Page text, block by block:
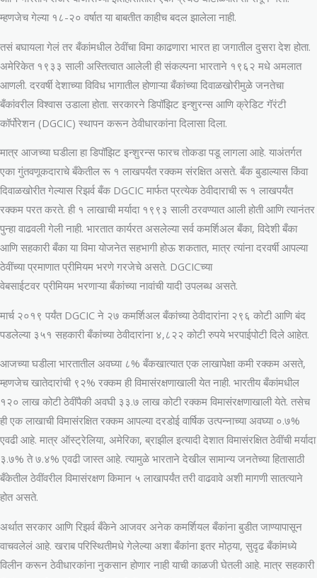
म्हणजेच गेल्या १८-२० वर्षात या बाबतीत काहीच बदल झालेला नाही.
तसं बघायला गेलं तर बँकांमधील ठेवींचा विमा काढणारा भारत हा जगातील दुसरा देश होता.
अमेरिकेत १९३३ साली अस्तित्वात आलेली ही संकल्पना भारताने १९६२ मधे अमलात
आणली. दरवर्षी देशाच्या विविध भागातील होणाऱ्या बँकांच्या दिवाळखोरीमुळे जनतेचा
बँकांवरील विश्वास उडाला होता. सरकारने डिपॉझिट इन्शुरन्स आणि क्रेडिट गॅरंटी
कॉर्पोरेशन (DGCIC) स्थापन करून ठेवीधारकांना दिलासा दिला.
मात्र आजच्या घडीला हा डिपॉझिट इन्शुरन्स फारच तोकडा पडू लागला आहे. याअंतर्गत
एका गुंतवणूकदाराचे बँकेतील रू १ लाखपर्यंत रक्कम संरक्षित असते. बँक बुडाल्यास किंवा
दिवाळखोरीत गेल्यास रिझर्व बँक DGCIC मार्फत प्रत्येक ठेवीदाराची रू १ लाखपर्यंत
रक्कम परत करते. ही १ लाखाची मर्यादा १९९३ साली ठरवण्यात आली होती आणि त्यानंतर
पुन्हा वाढवली गेली नाही. भारतात कार्यरत असलेल्या सर्व कमर्शिअल बँका, विदेशी बँका
आणि सहकारी बँका या विमा योजनेत सहभागी होऊ शकतात, मात्र त्यांना दरवर्षी आपल्या
ठेवींच्या प्रमाणात प्रीमियम भरणे गरजेचे असते. DGCICच्या
वेबसाईटवर प्रीमियम भरणाऱ्या बँकांच्या नावांची यादी उपलब्ध असते.
मार्च २०१९ पर्यंत DGCIC ने २७ कमर्शिअल बँकांच्या ठेवीदारांना २९६ कोटी आणि बंद
पडलेल्या ३५१ सहकारी बँकांच्या ठेवीदारांना ४,८२२ कोटी रुपये भरपाईपोटी दिले आहेत.
आजच्या घडीला भारतातील अवघ्या ८% बँकखात्यात एक लाखापेक्षा कमी रक्कम असते,
म्हणजेच खातेदारांची ९२% रक्कम ही विमासंरक्षणाखाली येत नाही. भारतीय बँकांमधील
१२० लाख कोटी ठेवींपैकी अवघी ३३.७ लाख कोटी रक्कम विमासंरक्षणाखाली येते. तसेच
ही एक लाखाची विमासंरक्षित रक्कम आपल्या दरडोई वार्षिक उत्पन्नाच्या अवघ्या ०.७%
एवढी आहे. मात्र ऑस्ट्रेलिया, अमेरिका, ब्राझील इत्यादी देशात विमासंरक्षित ठेवींची मर्यादा
३.७% ते ७.४% एवढी जास्त आहे. त्यामुळे भारताने देखील सामान्य जनतेच्या हितासाठी
बँकेतील ठेवींवरील विमासंरक्षण किमान ५ लाखापर्यंत तरी वाढवावे अशी मागणी सातत्याने
होत असते.
अर्थात सरकार आणि रिझर्व बँकेने आजवर अनेक कमर्शियल बँकांना बुडीत जाण्यापासून
वाचवलेलं आहे. खराब परिस्थितीमधे गेलेल्या अशा बँकांना इतर मोठ्या, सुदृढ बँकांमध्ये
विलीन करून ठेवीधारकांना नुकसान होणार नाही याची काळजी घेतली आहे. मात्र सहकारी